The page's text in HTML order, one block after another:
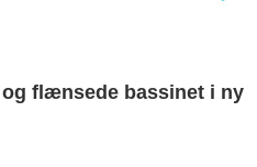
flænsede bassinet i ny